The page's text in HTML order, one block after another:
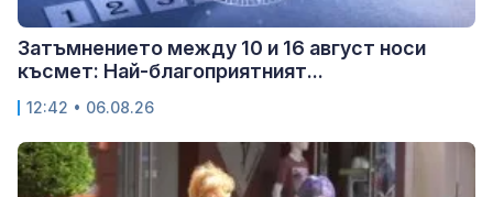
Затъмнението между 10 и 16 август носи
късмет: Най-благоприятният...
12:42 • 06.08.26